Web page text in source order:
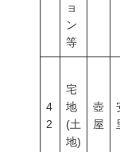
ョ
ン
等
4
2
宅
地
(土
地)
壺
屋